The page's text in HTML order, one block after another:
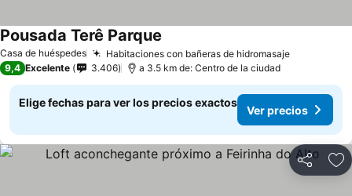
Casa de huéspedes Habitaciones con bañeras de hidromasaje
Pousada Terê Parque
9,4 Excelente 3.406 a 3.5 km de: Centro de la ciudad
Elige fechas para ver los precios exactos
Ver precios
Compartir